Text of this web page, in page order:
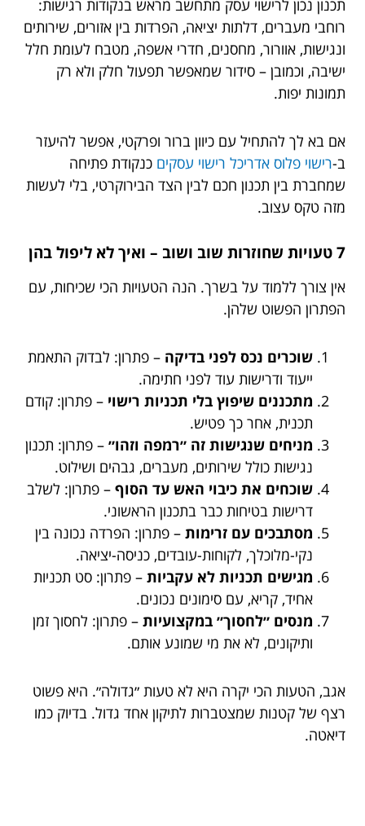
תכנון נכון לרישוי עסק מתחשב מראש בנקודות רגישות:
רוחבי מעברים, דלתות יציאה, הפרדות בין אזורים, שירותים
ונגישות, אוורור, מחסנים, חדרי אשפה, מטבח לעומת חלל
ישיבה, וכמובן – סידור שמאפשר תפעול חלק ולא רק
תמונות יפות.
אם בא לך להתחיל עם כיוון ברור ופרקטי, אפשר להיעזר
ב-רישוי פלוס אדריכל רישוי עסקים כנקודת פתיחה
שמחברת בין תכנון חכם לבין הצד הבירוקרטי, בלי לעשות
מזה טקס עצוב.
7 טעויות שחוזרות שוב ושוב – ואיך לא ליפול בהן
אין צורך ללמוד על בשרך. הנה הטעויות הכי שכיחות, עם
הפתרון הפשוט שלהן.
שוכרים נכס לפני בדיקה – פתרון: לבדוק התאמת
ייעוד ודרישות עוד לפני חתימה.
מתכננים שיפוץ בלי תכניות רישוי – פתרון: קודם
תכנית, אחר כך פטיש.
מניחים שנגישות זה ״רמפה וזהו״ – פתרון: תכנון
נגישות כולל שירותים, מעברים, גבהים ושילוט.
שוכחים את כיבוי האש עד הסוף – פתרון: לשלב
דרישות בטיחות כבר בתכנון הראשוני.
מסתבכים עם זרימות – פתרון: הפרדה נכונה בין
נקי-מלוכלך, לקוחות-עובדים, כניסה-יציאה.
מגישים תכניות לא עקביות – פתרון: סט תכניות
אחיד, קריא, עם סימונים נכונים.
מנסים ״לחסוך״ במקצועיות – פתרון: לחסוך זמן
ותיקונים, לא את מי שמונע אותם.
אגב, הטעות הכי יקרה היא לא טעות ״גדולה״. היא פשוט
רצף של קטנות שמצטברות לתיקון אחד גדול. בדיוק כמו
דיאטה.